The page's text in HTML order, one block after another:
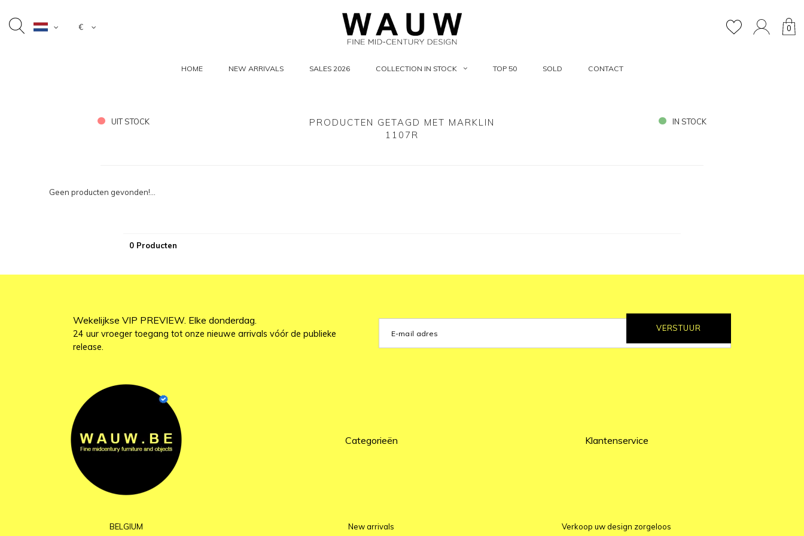
€ 0
HOME NEW ARRIVALS SALES 2026 COLLECTION IN STOCK TOP 50 SOLD CONTACT
UIT STOCK
PRODUCTEN GETAGD MET MARKLIN
1107R
IN STOCK
Geen producten gevonden!...
0 Producten
Wekelijkse VIP PREVIEW. Elke donderdag.
24 uur vroeger toegang tot onze nieuwe arrivals vóór de publieke
release.
VERSTUUR
BELGIUM
Categorieën
New arrivals
Klantenservice
Verkoop uw design zorgeloos